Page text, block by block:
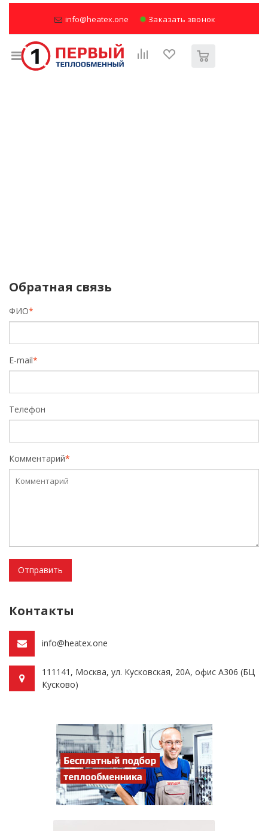
info@heatex.one Заказать звонок
Обратная связь
*
ФИО
*
E-mail
Телефон
*
Комментарий
Отправить
Контакты
info@heatex.one
111141, Москва, ул. Кусковская, 20А, офис А306 (БЦ
Кусково)